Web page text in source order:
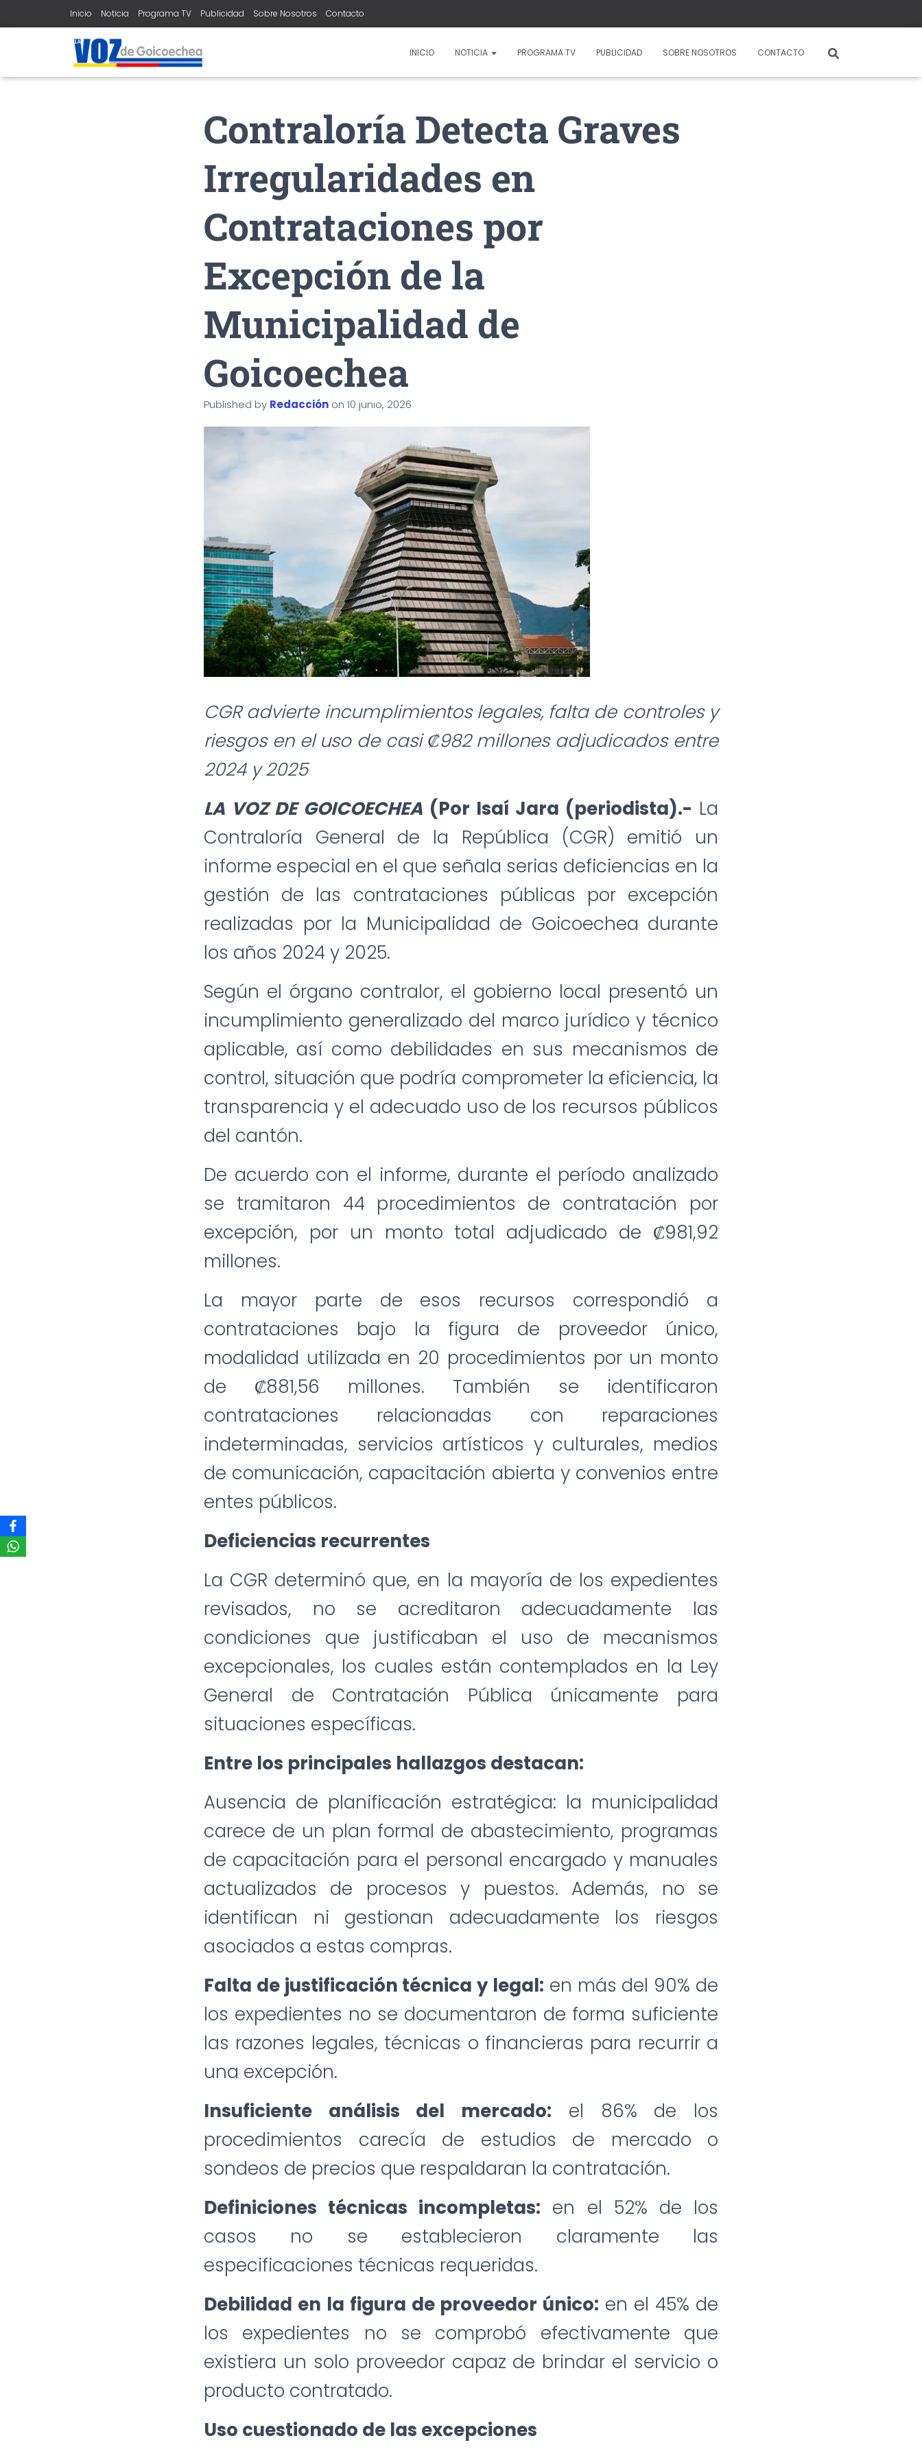
Inicio Noticia Programa TV Publicidad Sobre Nosotros Contacto
INICIO NOTICIA PROGRAMA TV PUBLICIDAD SOBRE NOSOTROS CONTACTO
Contraloría Detecta Graves
Irregularidades en
Contrataciones por
Excepción de la
Municipalidad de
Goicoechea
Published by Redacción on 10 junio, 2026
CGR advierte incumplimientos legales, falta de controles y
riesgos en el uso de casi ₡982 millones adjudicados entre
2024 y 2025
LA VOZ DE GOICOECHEA (Por Isaí Jara (periodista).- La
Contraloría General de la República (CGR) emitió un
informe especial en el que señala serias deficiencias en la
gestión de las contrataciones públicas por excepción
realizadas por la Municipalidad de Goicoechea durante
los años 2024 y 2025.
Según el órgano contralor, el gobierno local presentó un
incumplimiento generalizado del marco jurídico y técnico
aplicable, así como debilidades en sus mecanismos de
control, situación que podría comprometer la eficiencia, la
transparencia y el adecuado uso de los recursos públicos
del cantón.
De acuerdo con el informe, durante el período analizado
se tramitaron 44 procedimientos de contratación por
excepción, por un monto total adjudicado de ₡981,92
millones.
La mayor parte de esos recursos correspondió a
contrataciones bajo la figura de proveedor único,
modalidad utilizada en 20 procedimientos por un monto
de ₡881,56 millones. También se identificaron
contrataciones relacionadas con reparaciones
indeterminadas, servicios artísticos y culturales, medios
de comunicación, capacitación abierta y convenios entre
entes públicos.
Deficiencias recurrentes
La CGR determinó que, en la mayoría de los expedientes
revisados, no se acreditaron adecuadamente las
condiciones que justificaban el uso de mecanismos
excepcionales, los cuales están contemplados en la Ley
General de Contratación Pública únicamente para
situaciones específicas.
Entre los principales hallazgos destacan:
Ausencia de planificación estratégica: la municipalidad
carece de un plan formal de abastecimiento, programas
de capacitación para el personal encargado y manuales
actualizados de procesos y puestos. Además, no se
identifican ni gestionan adecuadamente los riesgos
asociados a estas compras.
Falta de justificación técnica y legal: en más del 90% de
los expedientes no se documentaron de forma suficiente
las razones legales, técnicas o financieras para recurrir a
una excepción.
Insuficiente análisis del mercado: el 86% de los
procedimientos carecía de estudios de mercado o
sondeos de precios que respaldaran la contratación.
Definiciones técnicas incompletas: en el 52% de los
casos no se establecieron claramente las
especificaciones técnicas requeridas.
Debilidad en la figura de proveedor único: en el 45% de
los expedientes no se comprobó efectivamente que
existiera un solo proveedor capaz de brindar el servicio o
producto contratado.
Uso cuestionado de las excepciones